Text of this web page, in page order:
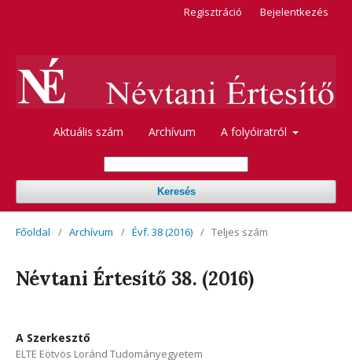
Aktuális szám Archívum A folyóiratról
Keresés
Regisztráció Bejelentkezés
Főoldal / Archívum / Évf. 38 (2016) / Teljes szám
Névtani Értesítő 38. (2016)
A Szerkesztő
ELTE Eötvös Loránd Tudományegyetem